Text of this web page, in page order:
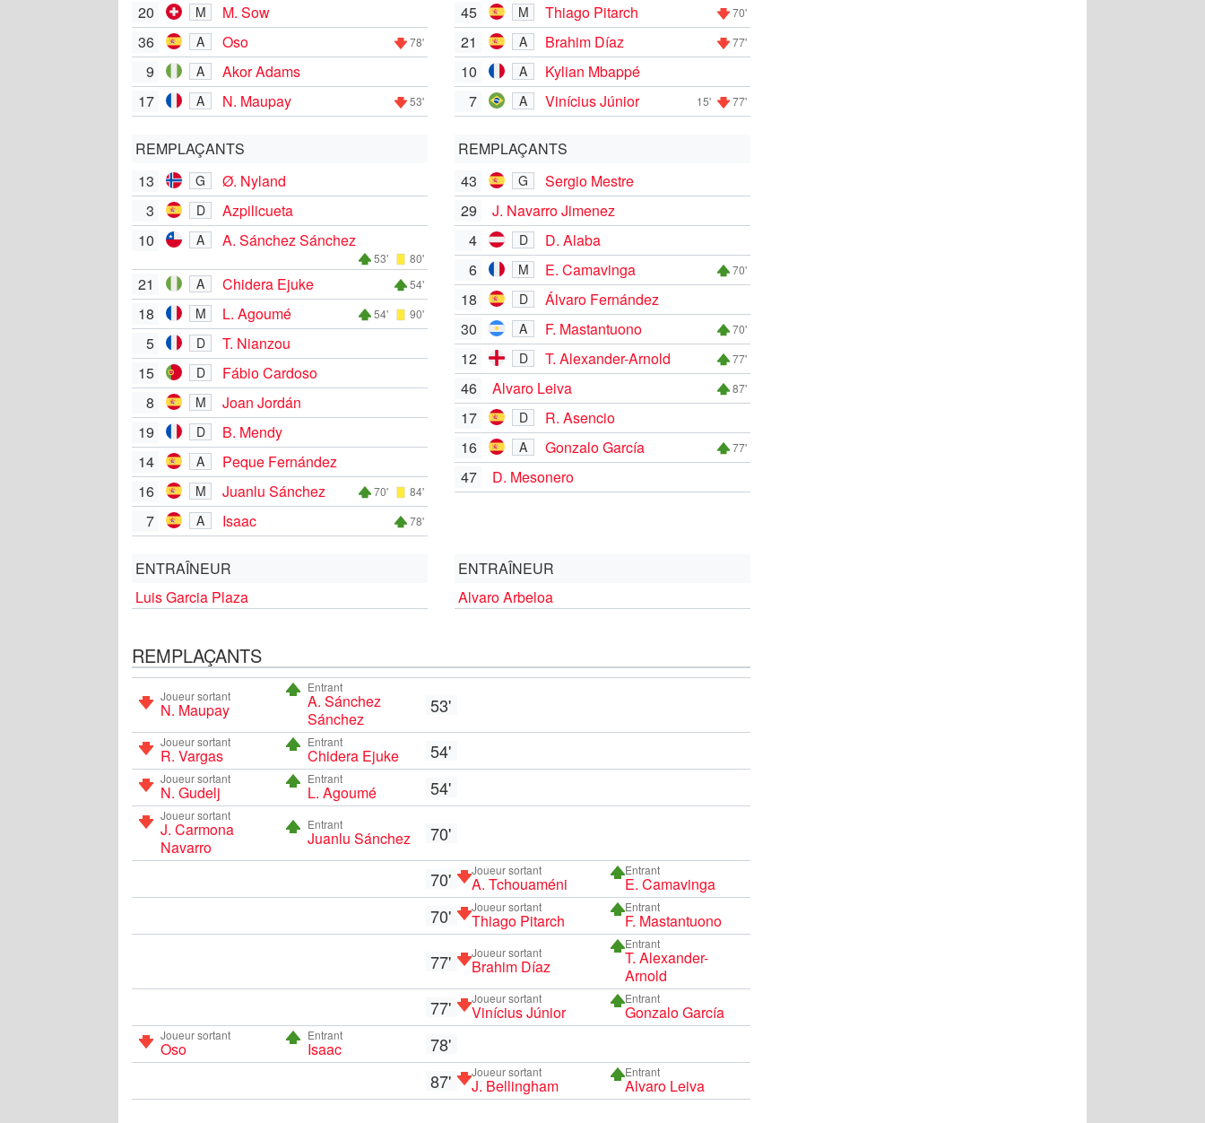
20 M
M. Sow
36
A Oso 78'
9 A
Akor Adams
17
A N. Maupay 53'
REMPLAÇANTS
13
G
Ø. Nyland
3
D
Azpilicueta
10
A A. Sánchez Sánchez
53' 80'
21 A Chidera Ejuke 54'
18 M L. Agoumé 54' 90'
5 D
T. Nianzou
15
D
Fábio Cardoso
8
M
Joan Jordán
19
D
B. Mendy
14
A
Peque Fernández
16
M Juanlu Sánchez 70' 84'
7 A Isaac 78'
ENTRAÎNEUR
Luis Garcia Plaza
45 M Thiago Pitarch 70'
21 A Brahim Díaz 77'
10 A
Kylian Mbappé
7
A Vinícius Júnior 15' 77'
REMPLAÇANTS
43
G
Sergio Mestre
29
J. Navarro Jimenez
4
D
D. Alaba
6
M E. Camavinga 70'
18 D
Álvaro Fernández
30
A F. Mastantuono 70'
12 D T. Alexander-Arnold 77'
46 Alvaro Leiva 87'
17 D
R. Asencio
16
A Gonzalo García 77'
47 D. Mesonero
ENTRAÎNEUR
Alvaro Arbeloa
REMPLAÇANTS
Joueur sortant
N. Maupay
Entrant
A. Sánchez
Sánchez
53'
Joueur sortant
R. Vargas
Entrant
Chidera Ejuke 54'
Joueur sortant
N. Gudelj
Entrant
L. Agoumé 54'
Joueur sortant
J. Carmona
Navarro
Entrant
Juanlu Sánchez
70'
70'
Joueur sortant
A. Tchouaméni
Entrant
E. Camavinga
70' Joueur sortant
Thiago Pitarch
Entrant
F. Mastantuono
77' Joueur sortant
Brahim Díaz
Entrant
T. Alexander-
Arnold
77' Joueur sortant
Vinícius Júnior
Entrant
Gonzalo García
Joueur sortant
Oso
Entrant
Isaac
78'
87'
Joueur sortant
J. Bellingham
Entrant
Alvaro Leiva